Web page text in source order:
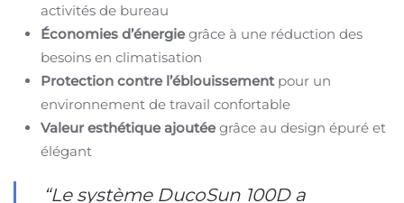
activités de bureau
Économies d’énergie grâce à une réduction des
besoins en climatisation
Protection contre l’éblouissementpour un
environnement de travail confortable
Valeur esthétique ajoutée grâce au design épuré et
élégant
“Le système DucoSun 100D a